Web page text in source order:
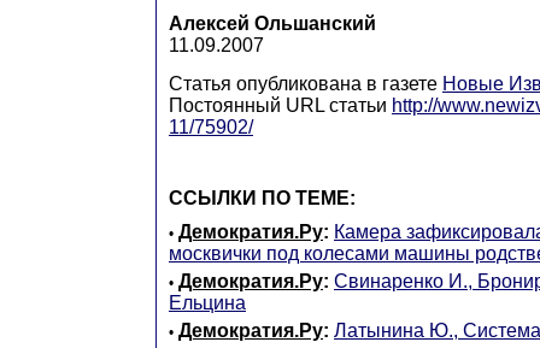
Алексей Ольшанский
11.09.2007
Статья опубликована в газете Новые
Постоянный URL статьи http://
11/75902/
ССЫЛКИ ПО ТЕМЕ:
• Демократия.Ру: Камера
москвички под колесами машины
• Демократия.Ру: Свинаренко И.,
Ельцина
• Демократия.Ру: Латынина Ю., Система